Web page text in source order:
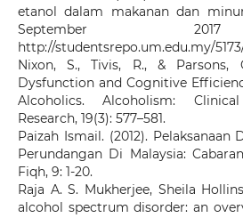
etanol dalam makanan dan
September
http://studentsrepo.um.edu.my/
Nixon, S., Tivis, R., & Parsons,
Dysfunction and Cognitive
Alcoholics. Alcoholism:
Research, 19(3): 577–581.
Paizah Ismail. (2012).
Perundangan Di Malaysia:
Fiqh, 9: 1-20.
Raja A. S. Mukherjee, Sheila
alcohol spectrum disorder: an